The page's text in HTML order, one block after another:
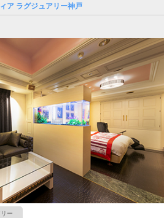
ア ラグジュアリー神戸
ー